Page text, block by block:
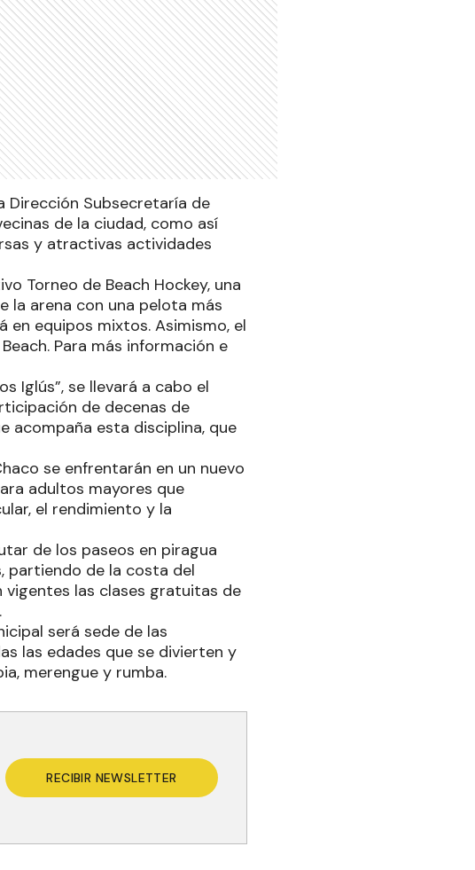
Dirección Subsecretaría de
de la ciudad, como así
y atractivas actividades
Torneo de Beach Hockey, una
la arena con una pelota más
en equipos mixtos. Asimismo, el
Para más información e
Iglús”, se llevará a cabo el
de decenas de
acompaña esta disciplina, que
se enfrentarán en un nuevo
adultos mayores que
el rendimiento y la
de los paseos en piragua
partiendo de la costa del
vigentes las clases gratuitas de
será sede de las
las edades que se divierten y
merengue y rumba.
RECIBIR NEWSLETTER